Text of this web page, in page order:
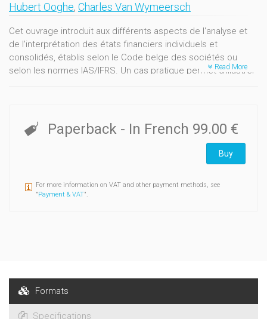
Hubert Ooghe, Charles Van Wymeersch
Cet ouvrage introduit aux différents aspects de l'analyse et
de l'interprétation des états financiers individuels et
consolidés, établis selon le Code belge des sociétés ou
selon les normes IAS/IFRS. Un cas pratique permet d’illustrer
en Belgique.
Par son approche progressive et très concrète, ce livre
s'adresse à une large gamme d'utilisateurs d'information
financière : administrateurs de sociétés, directeurs
experts comptables, conseils fiscaux, analystes financiers,
Read More
Paperback - In French 99.00 €
Buy
For more information on VAT and other payment methods, see
"Payment & VAT".
Formats
Specifications